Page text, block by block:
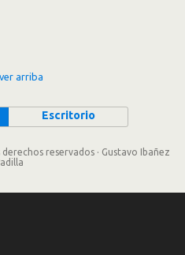
arriba
Escritorio
reservados · Gustavo Ibañez